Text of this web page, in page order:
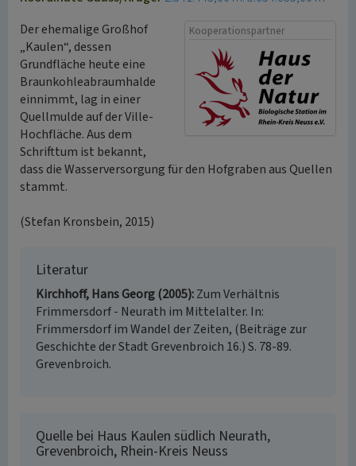
Kooperationspartner
Der ehemalige Großhof
„Kaulen“, dessen
Grundfläche heute eine
Braunkohleabraumhalde
einnimmt, lag in einer
Quellmulde auf der Ville-
Hochfläche. Aus dem
Schrifttum ist bekannt,
dass die Wasserversorgung für den Hofgraben aus Quellen
stammt.
(Stefan Kronsbein, 2015)
Literatur
Kirchhoff, Hans Georg (2005) Zum Verhältnis
Frimmersdorf - Neurath im Mittelalter. In:
Frimmersdorf im Wandel der Zeiten, (Beiträge zur
Geschichte der Stadt Grevenbroich 16.) S. 78-89.
Grevenbroich.
Quelle bei Haus Kaulen südlich Neurath,
Grevenbroich, Rhein-Kreis Neuss